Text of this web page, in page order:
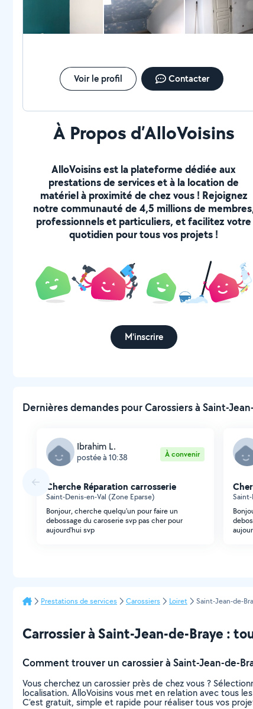
Voir le profil Contacter
À Propos d’AlloVoisins
AlloVoisins est la plateforme dédiée aux
prestations de services et à la location de
matériel à proximité de chez vous ! Rejoignez
notre communauté de 4,5 millions de
professionnels et particuliers, et facilitez votre
quotidien pour tous vos projets !
M'inscrire
Dernières demandes pour Carossiers à Saint-
Ibrahim L.
postée à 10:38 À convenir
Cherche Réparation carrosserie
Saint-Denis-en-Val (Zone Eparse)
Bonjour, cherche quelqu'un pour faire un
debossage du caroserie svp pas cher pour
aujourd'hui svp
Prestations de services Carossiers Loiret Saint-Jean-de-
Carrossier à Saint-Jean-de-Braye :
Comment trouver un carossier à Saint-Jean-de-
Vous cherchez un carossier près de chez vous ?
localisation. AlloVoisins vous met en relation avec tous
C’est gratuit, simple et rapide pour réaliser tous vos